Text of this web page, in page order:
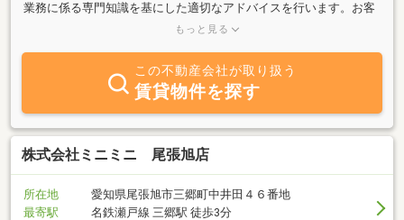
業務に係る専門知識を基にした適切なアドバイスを行います。お客
様にとって高い買い物ですから、私共から無理にしつこい営業をす
もっと見る
この不動産会社が取り扱う
賃貸物件を探す
株式会社ミニミニ 尾張旭店
所在地
愛知県尾張旭市三郷町中井田４６番地
最寄駅
名鉄瀬戸線 三郷駅 徒歩3分